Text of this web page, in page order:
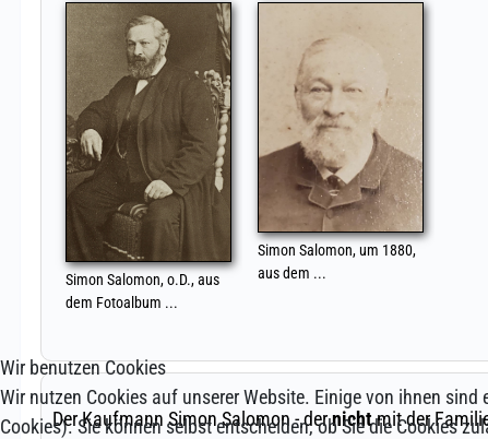
Wir benutzen Cookies
Wir nutzen Cookies auf unserer Website. Einige von ihnen
Cookies). Sie können selbst entscheiden, ob Sie die Cookies